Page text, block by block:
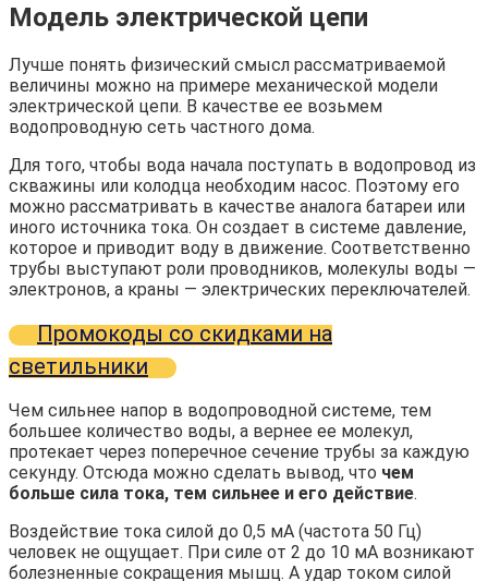
Модель электрической цепи
Лучше понять физический смысл рассматриваемой
величины можно на примере механической модели
электрической цепи. В качестве ее возьмем
водопроводную сеть частного дома.
Для того, чтобы вода начала поступать в водопровод из
скважины или колодца необходим насос. Поэтому его
можно рассматривать в качестве аналога батареи или
иного источника тока. Он создает в системе давление,
которое и приводит воду в движение. Соответственно
трубы выступают роли проводников, молекулы воды —
электронов, а краны — электрических переключателей.
Промокоды со скидками на
светильники
Чем сильнее напор в водопроводной системе, тем
большее количество воды, а вернее ее молекул,
протекает через поперечное сечение трубы за каждую
секунду. Отсюда можно сделать вывод, что чем
больше сила тока, тем сильнее и его действие.
Воздействие тока силой до 0,5 мА (частота 50 Гц)
человек не ощущает. При силе от 2 до 10 мА возникают
болезненные сокращения мышц. А удар током силой